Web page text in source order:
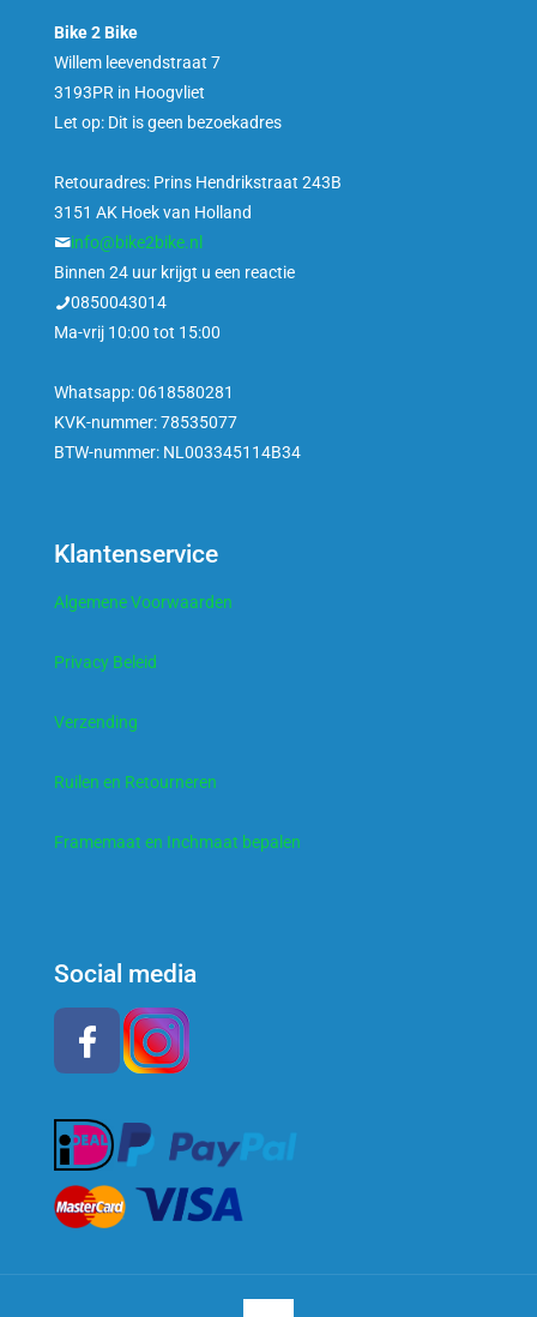
Bike 2 Bike
Willem leevendstraat 7
3193PR in Hoogvliet
Let op: Dit is geen bezoekadres
Retouradres: Prins Hendrikstraat 243B
3151 AK Hoek van Holland
info@bike2bike.nl
Binnen 24 uur krijgt u een reactie
0850043014
Ma-vrij 10:00 tot 15:00
Whatsapp: 0618580281
KVK-nummer: 78535077
BTW-nummer: NL003345114B34
Klantenservice
Algemene Voorwaarden
Privacy Beleid
Verzending
Ruilen en Retourneren
Framemaat en Inchmaat bepalen
Social media